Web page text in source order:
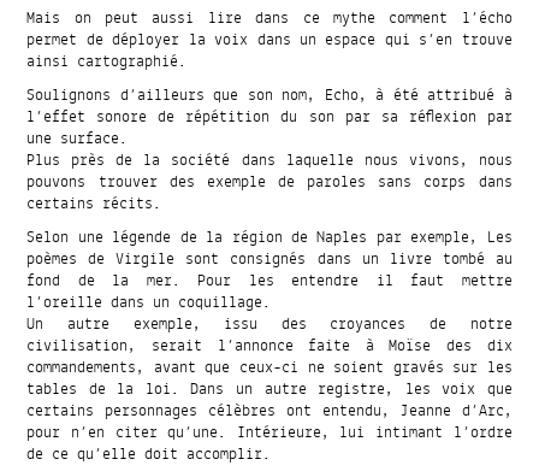
Mais on peut aussi lire dans ce mythe comment l’écho
permet de déployer la voix dans un espace qui s’en trouve
ainsi cartographié.
Soulignons d’ailleurs que son nom, Echo, à été attribué à
l’effet sonore de répétition du son par sa réflexion par
une surface.
Plus près de la société dans laquelle nous vivons, nous
pouvons trouver des exemple de paroles sans corps dans
certains récits.
Selon une légende de la région de Naples par exemple, Les
poèmes de Virgile sont consignés dans un livre tombé au
fond de la mer. Pour les entendre il faut mettre
l’oreille dans un coquillage.
Un autre exemple, issu des croyances de notre
civilisation, serait l’annonce faite à Moïse des dix
commandements, avant que ceux-ci ne soient gravés sur les
tables de la loi. Dans un autre registre, les voix que
certains personnages célèbres ont entendu, Jeanne d’Arc,
pour n’en citer qu’une. Intérieure, lui intimant l’ordre
de ce qu’elle doit accomplir.